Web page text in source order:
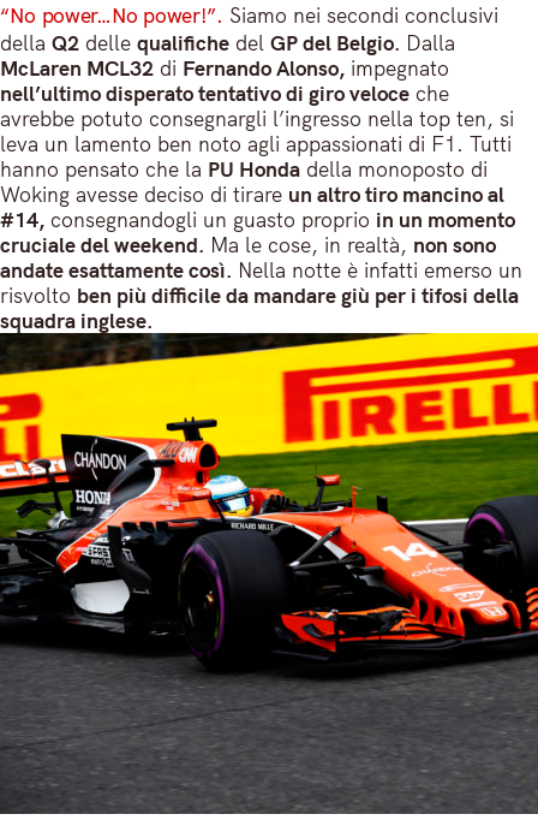
“No power…No power!”. Siamo nei secondi conclusivi
della Q2 delle qualifiche del GP del Belgio. Dalla
McLaren MCL32 di Fernando Alonso, impegnato
nell’ultimo disperato tentativo di giro veloce che
avrebbe potuto consegnargli l’ingresso nella top ten, si
leva un lamento ben noto agli appassionati di F1. Tutti
hanno pensato che la PU Honda della monoposto di
Woking avesse deciso di tirare un altro tiro mancino al
#14, consegnandogli un guasto proprio in un momento
cruciale del weekend. Ma le cose, in realtà, non sono
andate esattamente così. Nella notte è infatti emerso un
risvolto ben più difficile da mandare giù per i tifosi della
squadra inglese.